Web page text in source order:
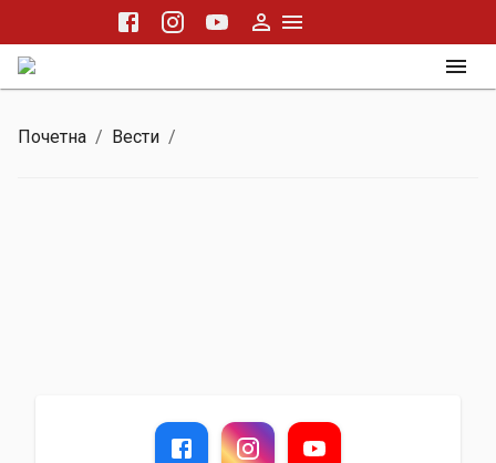
Почетна / Вести /